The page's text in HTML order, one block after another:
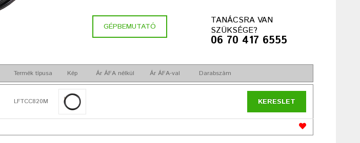
GÉPBEMUTATÓ
TANÁCSRA VAN
SZÜKSÉGE?
06 70 417 6555
Termék típusa Kép Ár ÁFA nélkül Ár ÁFA-val Darabszám
LFTCC820M KERESLET